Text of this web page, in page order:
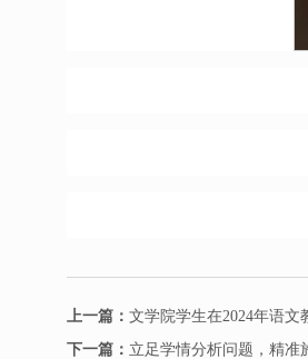
上一篇： 文学院学生在2024年语
下一篇： 立足学情分析问题，精准